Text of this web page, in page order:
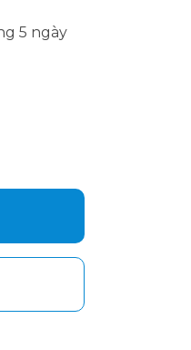
5 ngày